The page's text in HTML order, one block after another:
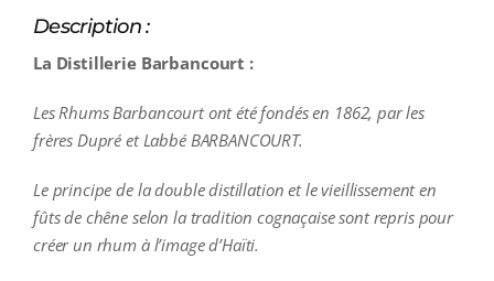
Description :
La Distillerie Barbancourt :
Les Rhums Barbancourt ont été fondés en 1862, par les
frères Dupré et Labbé BARBANCOURT.
Le principe de la double distillation et le vieillissement en
fûts de chêne selon la tradition cognaçaise sont repris pour
créer un rhum à l’image d’Haïti.